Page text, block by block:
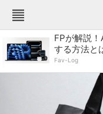
Fav-Logカテゴリー一
TOP
インテリア・収納
FPが解説
する方法と
Fav-Log